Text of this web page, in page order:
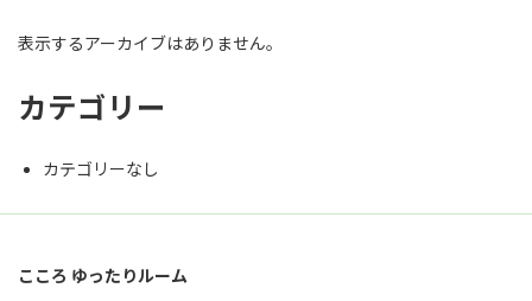
表示するアーカイブはありません。
カテゴリー
カテゴリーなし
こころ ゆったりルーム